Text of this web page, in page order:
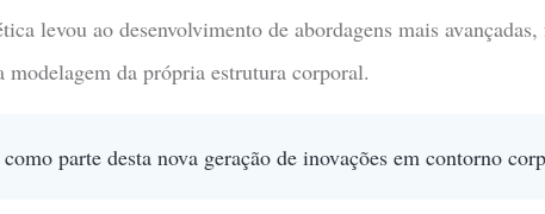
levou ao desenvolvimento de abordagens mais avançadas,
da própria estrutura corporal.
como parte desta nova geração de inovações em contorno